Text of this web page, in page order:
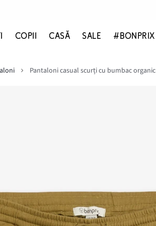
COPII CASĂ SALE #BONPRIX
Pantaloni casual scurți cu bumbac organic